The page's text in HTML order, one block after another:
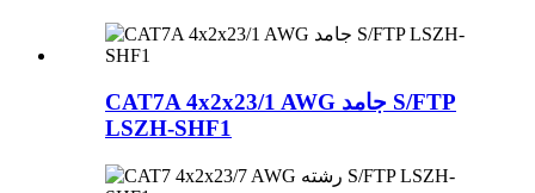
CAT7A 4x2x23/1 AWG جامد S/FTP
LSZH-SHF1